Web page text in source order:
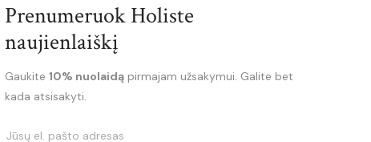
Prenumeruok Holiste
naujienlaiškį
Gaukite 10% nuolaidą pirmajam užsakymui. Galite bet
kada atsisakyti.